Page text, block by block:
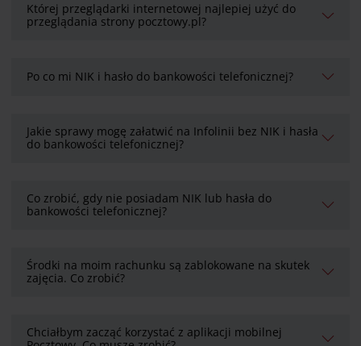
Której przeglądarki internetowej najlepiej użyć do
przeglądania strony pocztowy.pl?
Po co mi NIK i hasło do bankowości telefonicznej?
Jakie sprawy mogę załatwić na Infolinii bez NIK i hasła
do bankowości telefonicznej?
Co zrobić, gdy nie posiadam NIK lub hasła do
bankowości telefonicznej?
Środki na moim rachunku są zablokowane na skutek
zajęcia. Co zrobić?
Chciałbym zacząć korzystać z aplikacji mobilnej